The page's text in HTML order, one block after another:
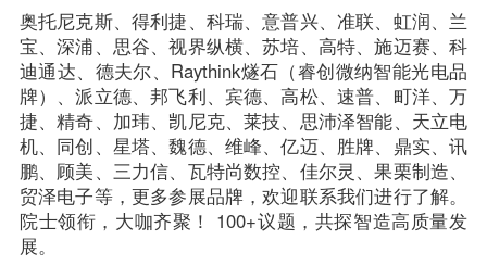
奥托尼克斯、得利捷、科瑞、意普兴、准联、虹润、兰
宝、深浦、思谷、视界纵横、苏培、高特、施迈赛、科
迪通达、德夫尔、Raythink燧石（睿创微纳智能光电品
牌）、派立德、邦飞利、宾德、高松、速普、町洋、万
捷、精奇、加玮、凯尼克、莱技、思沛泽智能、天立电
机、同创、星塔、魏德、维峰、亿迈、胜牌、鼎实、讯
鹏、顾美、三力信、瓦特尚数控、佳尔灵、果栗制造、
贸泽电子等，更多参展品牌，欢迎联系我们进行了解。
院士领衔，大咖齐聚！ 100+议题，共探智造高质量发
展。